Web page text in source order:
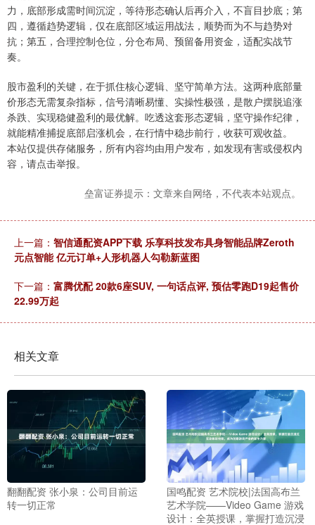
力，底部形成需时间沉淀，等待形态确认后再介入，不盲目抄底；第
四，遵循趋势逻辑，仅在底部区域运用战法，顺势而为不与趋势对
抗；第五，合理控制仓位，分仓布局、预留备用资金，适配实战节
奏。
股市盈利的关键，在于抓住核心逻辑、坚守简单方法。这两种底部量
价形态无需复杂指标，信号清晰易懂、实操性极强，是散户摆脱追涨
杀跌、实现稳健盈利的最优解。吃透这套形态逻辑，坚守操作纪律，
就能精准捕捉底部启涨机会，在行情中稳步前行，收获可观收益。
本站仅提供存储服务，所有内容均由用户发布，如发现有害或侵权内
容，请点击举报。
垒富证券提示：文章来自网络，不代表本站观点。
上一篇： 智信通配资APP下载 乐享科技发布具身智能品牌Zeroth
元点智能 亿元订单+人形机器人勾勒新蓝图
下一篇： 富腾优配 20款6座SUV, 一句话点评, 预估零跑D19起售价
22.99万起
相关文章
翻翻配资 张小泉：公司目前运
转一切正常
国鸣配资 艺术院校|法国高布兰
艺术学院——Video Game 游戏
设计：全英授课，掌握打造沉浸